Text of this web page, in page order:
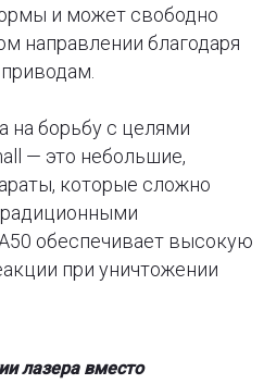
и может свободно
направлении благодаря
на борьбу с целями
— это небольшие,
которые сложно
обеспечивает высокую
при уничтожении
лазера вместо